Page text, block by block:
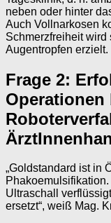
neben oder hinter
Auch Vollnarkosen
Schmerzfreiheit wird
Augentropfen erzielt.
Frage 2:
„Goldstandard ist in
Ultraschall
ersetzt“, weiß Mag.